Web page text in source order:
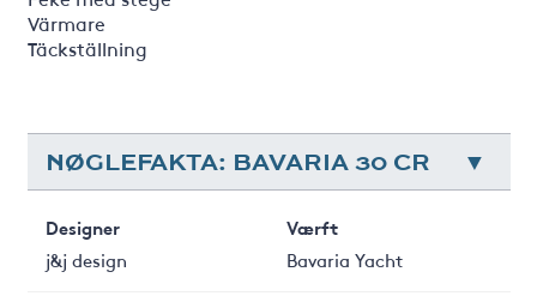
Värmare
Täckställning
NØGLEFAKTA: BAVARIA 30 CR
Designer
j&j design
Værft
Bavaria Yacht